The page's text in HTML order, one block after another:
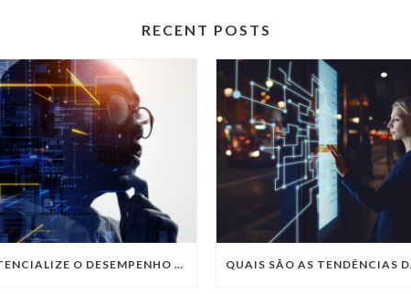
RECENT POSTS
POTENCIALIZE O DESEMPENHO DA SUA EMPRESA COM OS SERVIÇOS DE TI DA VIVO VITA